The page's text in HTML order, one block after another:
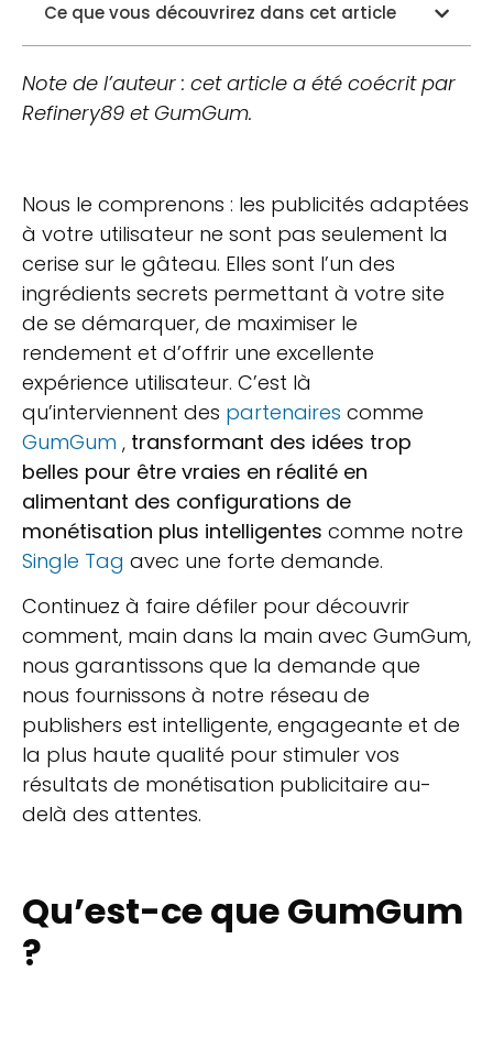
Ce que vous découvrirez dans cet article
Note de l’auteur : cet article a été coécrit par
Refinery89 et GumGum.
Nous le comprenons : les publicités adaptées
à votre utilisateur ne sont pas seulement la
cerise sur le gâteau. Elles sont l’un des
ingrédients secrets permettant à votre site
de se démarquer, de maximiser le
rendement et d’offrir une excellente
expérience utilisateur. C’est là
qu’interviennent des partenaires comme
GumGum , transformant des idées trop
belles pour être vraies en réalité en
alimentant des configurations de
monétisation plus intelligentes comme notre
Single Tag avec une forte demande.
Continuez à faire défiler pour découvrir
comment, main dans la main avec GumGum,
nous garantissons que la demande que
nous fournissons à notre réseau de
publishers est intelligente, engageante et de
la plus haute qualité pour stimuler vos
résultats de monétisation publicitaire au-
delà des attentes.
Qu’est-ce que GumGum
?